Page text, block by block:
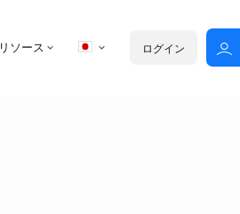
リソース ログイン